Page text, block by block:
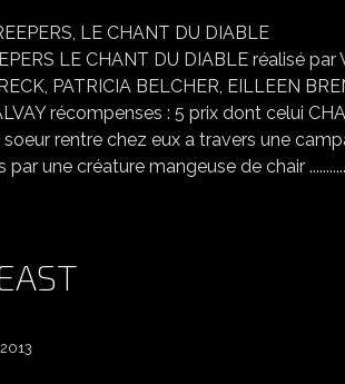
LE CHANT DU DIABLE réalisé
PATRICIA BELCHER, EILLEEN
récompenses : 5 prix dont celui
rentre chez eux a travers une
une créature mangeuse de chair